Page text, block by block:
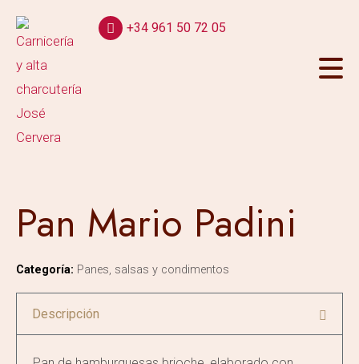
+34 961 50 72 05
Pan Mario Padini
Categoría: Panes, salsas y condimentos
Descripción